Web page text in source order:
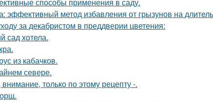
эффективный метод избавления от грызунов на
за декабристом в преддверии цветения:
сад хотела.
из кабачков.
севере.
только по этому рецепту -.